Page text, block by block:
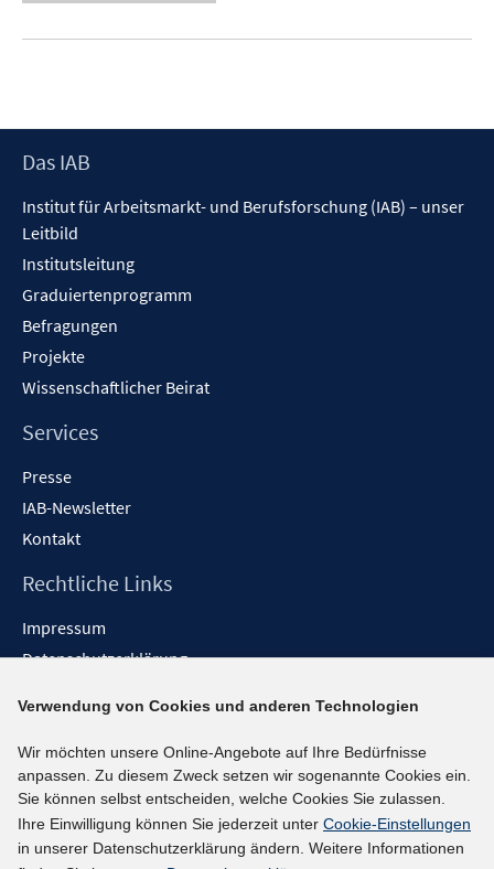
Footer
Das IAB
Institut für Arbeitsmarkt- und Berufsforschung (IAB) – unser
Leitbild
Institutsleitung
Graduiertenprogramm
Befragungen
Projekte
Wissenschaftlicher Beirat
Services
Presse
IAB-Newsletter
Kontakt
Rechtliche Links
Impressum
Datenschutzerklärung
Barrieren melden
Social-Media-Kanäle
BlueSky
YouTube
Verwendung von Cookies und anderen Technologien
Wir möchten unsere Online-Angebote auf Ihre Bedürfnisse
anpassen. Zu diesem Zweck setzen wir sogenannte Cookies ein.
Sie können selbst entscheiden, welche Cookies Sie zulassen.
Ihre Einwilligung können Sie jederzeit unter Cookie-Einstellungen
in unserer Datenschutzerklärung ändern. Weitere Informationen